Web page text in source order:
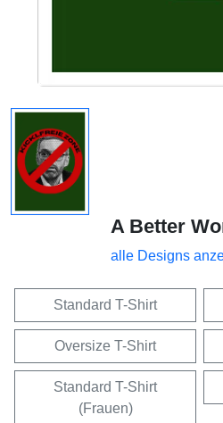
A Better
alle Designs
Standard T-Shirt
Oversize T-Shirt
Standard T-Shirt
(Frauen)